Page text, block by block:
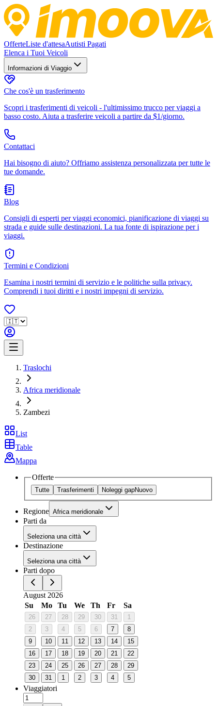
OfferteListe d'attesaAutisti Pagati
Elenca i Tuoi Veicoli
Informazioni di Viaggio
Che cos'è un trasferimento
Scopri i trasferimenti di veicoli - l'ultimissimo trucco per viaggi a
basso costo. Aiuta a trasferire veicoli a partire da $1/giorno.
Contattaci
Hai bisogno di aiuto? Offriamo assistenza personalizzata per tutte le
tue domande.
Blog
Consigli di esperti per viaggi economici, pianificazione di viaggi su
strada e guide sulle destinazioni. La tua fonte di ispirazione per i
viaggi.
Termini e Condizioni
Esamina i nostri termini di servizio e le politiche sulla privacy.
Comprendi i tuoi diritti e i nostri impegni di servizio.
Traslochi
Africa meridionale
Zambezi
List
Table
Mappa
Offerte
Tutte Trasferimenti Noleggi gapNuovo
Regione Africa meridionale
Parti da
Seleziona una città
Destinazione
Seleziona una città
Parti dopo
August 2026
Su
Mo Tu We Th Fr Sa
26 27 28 29 30 31
1
2
3 4 5 6 7
8
9
10 11 12 13 14
15
16
17 18 19 20 21
22
23
24 25 26 27 28
29
30
31 1 2 3 4 5
Viaggiatori